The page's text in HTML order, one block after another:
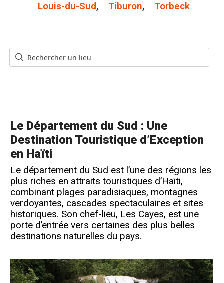
Louis-du-Sud, Tiburon, Torbeck
Le Département du Sud : Une
Destination Touristique d’Exception
en Haïti
Le département du Sud est l’une des régions les
plus riches en attraits touristiques d’Haïti,
combinant plages paradisiaques, montagnes
verdoyantes, cascades spectaculaires et sites
historiques. Son chef-lieu, Les Cayes, est une
porte d’entrée vers certaines des plus belles
destinations naturelles du pays.